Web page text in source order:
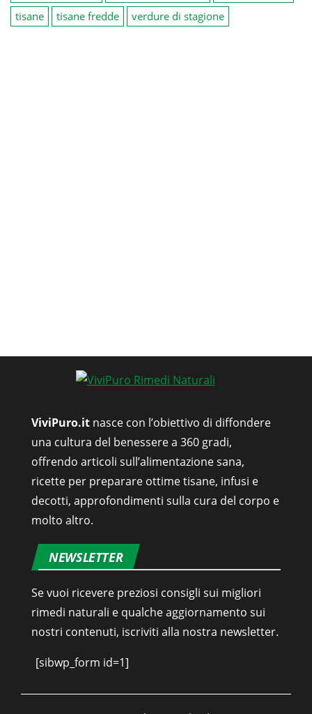
tisane
tisane fredde verdure di stagione
ViviPuro.it nasce con l’obiettivo di diffondere
una cultura del benessere a 360 gradi,
offrendo articoli sull’alimentazione sana,
ricette per preparare ottime tisane, infusi e
decotti, approfondimenti sulla cura del corpo e
molto altro.
NEWSLETTER
Se vuoi ricevere preziosi consigli sui migliori
rimedi naturali e qualche aggiornamento sui
nostri contenuti, iscriviti alla nostra newsletter.
[sibwp_form id=1]